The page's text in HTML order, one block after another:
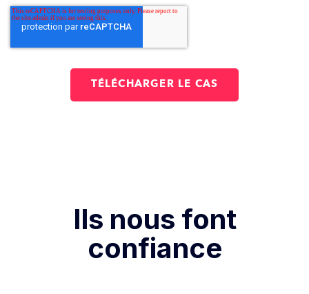
Ils nous font
confiance